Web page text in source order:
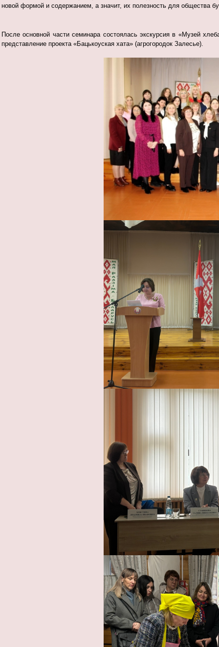
новой формой и содержанием, а значит, их полезность для общества
После основной части семинара состоялась экскурсия в «Музей
представление проекта «Бацькоуская хата» (агрогородок Залесье).